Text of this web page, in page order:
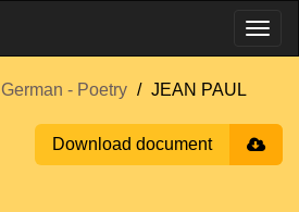
German - Poetry JEAN PAUL
Download document